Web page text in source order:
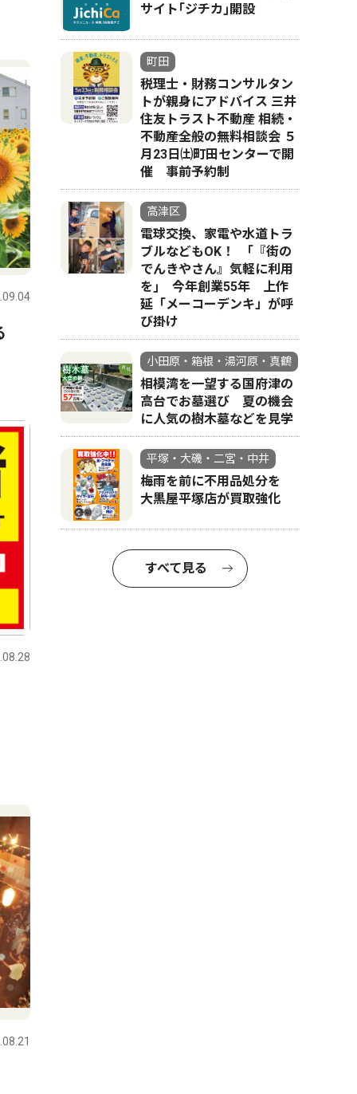
サイト｢ジチカ｣開設
町田
税理士・財務コンサルタン
トが親身にアドバイス 三井
住友トラスト不動産 相続・
不動産全般の無料相談会 ５
月23日㈯町田センターで開
催 事前予約制
高津区
電球交換、家電や水道トラ
ブルなどもOK！ ｢『街の
でんきやさん』気軽に利用
を｣ 今年創業55年 上作
延「メーコーデンキ」が呼
び掛け
小田原・箱根・湯河原・真鶴
相模湾を一望する国府津の
高台でお墓選び 夏の機会
に人気の樹木墓などを見学
平塚・大磯・二宮・中井
梅雨を前に不用品処分を
大黒屋平塚店が買取強化
すべて見る